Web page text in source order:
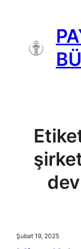
Şubat 19, 2025